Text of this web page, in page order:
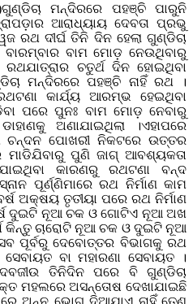
ମନ୍ଦିରରେ ପହଞ୍ଚି ପାରୁନି
ଆରାଧ୍ୟାୟ ଦେବତା ପ୍ରଭୁ
ରଥ ଦୀର୍ଘ ତିନି ଦିନ ହେଲା ଗୁଣ୍ଡିଚା
ବାରମ୍ବାର ବାମ ମୋଡ଼ ନେଉଥିବାରୁ
ଚତୁର୍ଥ ଦିନ ହୋଇଥିବା
ମନ୍ଦିରରେ ପହଞ୍ଚି ନାହିଁ ରଥ ।
କାର୍ଯ୍ୟ ଆରମ୍ଭ ହେଇଥିବା
ପରେ ପୁନଃ ବାମ ମୋଡ଼ ନେବାରୁ
ଅଣାଯାଇଥିଲା ।ଏହାପରେ
ଚନ୍ଦନ ପୋଖରୀ ନିକଟରେ ଉତ୍ତର
ମାଡିଯିବାରୁ ପୁଣି ଜାଗ୍ ଆବଶ୍ୟକତା
କାରଣରୁ ରଥଟଣା ବନ୍ଦ
ପୂର୍ଣ୍ଣିମାରେ ରଥ ନିର୍ମାଣ କାମ
ଅକ୍ଷୟ ତୃତୀୟା ପରେ ରଥ ନିର୍ମାଣ
ଦୁଇଟି ନୂଆ ଚକ ଓ ଗୋଟିଏ ନୂଆ ଅଖ
କିନ୍ତୁ ଚାରୋଟି ନୂଆ ଚକ ଓ ଦୁଇଟି ନୂଆ
ପୂର୍ବରୁ ଦେବୋତ୍ତର ବିଭାଗକୁ ରଥ
ବା ମହାରଣା ସେବାୟତ ।
ତିନିଦିନ ପରେ ବି ଗୁଣ୍ଡିଚା
ମହଲରେ ଅସନ୍ତୋଷ ଦେଖାଯାଇଛି
ଅନ୍ନ ଭୋଗ ଦିଆଯାଏ ନାହିଁ ତେଣୁ